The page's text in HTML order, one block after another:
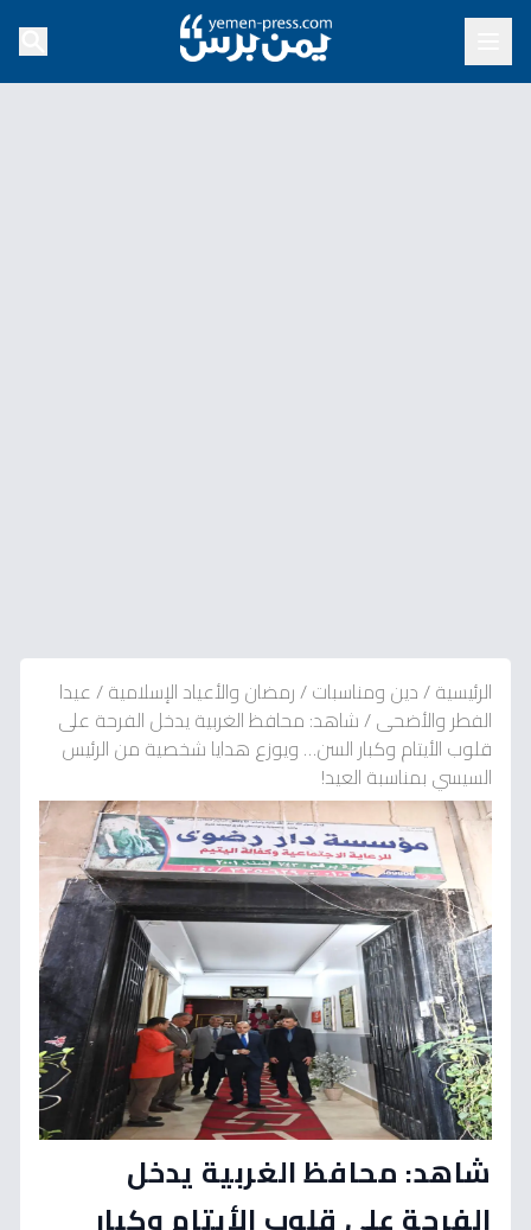
الرئيسية/دين ومناسبات/رمضان والأعياد الإسلامية/عيدا
الفطر والأضحى/شاهد: محافظ الغربية يدخل الفرحة على
قلوب الأيتام وكبار السن… ويوزع هدايا شخصية من الرئيس
السيسي بمناسبة العيد!
شاهد: محافظ الغربية يدخل